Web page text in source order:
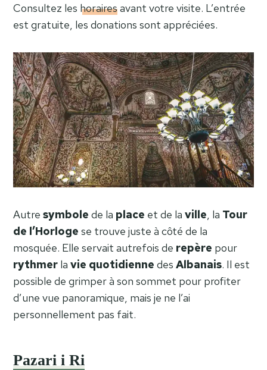
Consultez les horairesavant votre visite. L’entrée
est gratuite, les donations sont appréciées.
Autre symbole de la place et de la ville, la Tour
de l’Horloge se trouve juste à côté de la
mosquée. Elle servait autrefois de repère pour
rythmer la vie quotidienne des Albanais. Il est
possible de grimper à son sommet pour profiter
d’une vue panoramique, mais je ne l’ai
personnellement pas fait.
Pazari i Ri